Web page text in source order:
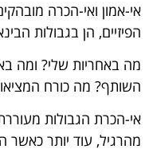
אי-אמון ואי-הכרה
הפיזיים, הן בגבולות
מה באחריות שלי? ומה
השותף? מה כורח
אי-הכרת הגבולות
מהרגיל, עוד יותר